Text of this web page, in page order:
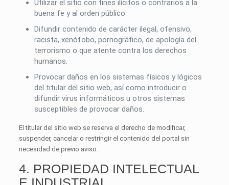
Utilizar el sitio con fines ilícitos o contrarios a la
buena fe y al orden público.
Difundir contenido de carácter ilegal, ofensivo,
racista, xenófobo, pornográfico, de apología del
terrorismo o que atente contra los derechos
humanos.
Provocar daños en los sistemas físicos y lógicos
del titular del sitio web, así como introducir o
difundir virus informáticos u otros sistemas
susceptibles de provocar daños.
El titular del sitio web se reserva el derecho de modificar,
suspender, cancelar o restringir el contenido del portal sin
necesidad de previo aviso.
4. PROPIEDAD INTELECTUAL